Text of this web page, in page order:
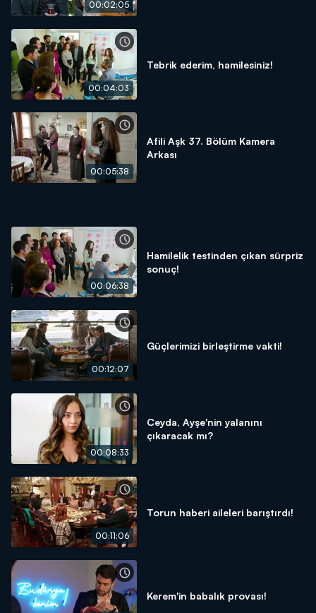
00:02:05
00:04:03
Tebrik ederim, hamilesiniz!
00:05:38
Afili Aşk 37. Bölüm Kamera
Arkası
00:06:38
Hamilelik testinden çıkan sürpriz
sonuç!
00:12:07
Güçlerimizi birleştirme vakti!
00:08:33
Ceyda, Ayşe'nin yalanını
çıkaracak mı?
00:11:06
Torun haberi aileleri barıştırdı!
Kerem'in babalık provası!